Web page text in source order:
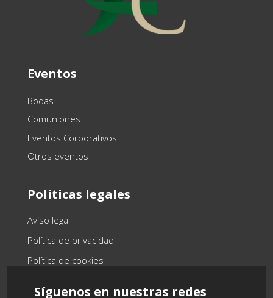
Eventos
Bodas
Comuniones
Eventos Corporativos
Otros eventos
Políticas legales
Aviso legal
Política de privacidad
Política de cookies
Síguenos en nuestras redes